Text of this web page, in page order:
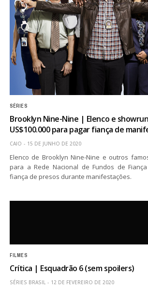
SÉRIES
Brooklyn Nine-Nine | Elenco e
US$100.000 para pagar fiança de
CAIO 15 DE JUNHO DE 2020
Elenco de Brooklyn Nine-Nine e outros
para a Rede Nacional de Fundos de
fiança de presos durante manifestações.
FILMES
Crítica | Esquadrão 6 (sem spoilers)
SÉRIES BRASIL 12 DE FEVEREIRO DE 2020